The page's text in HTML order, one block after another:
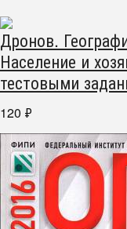
Дронов.
Население и
тестовыми
120 ₽